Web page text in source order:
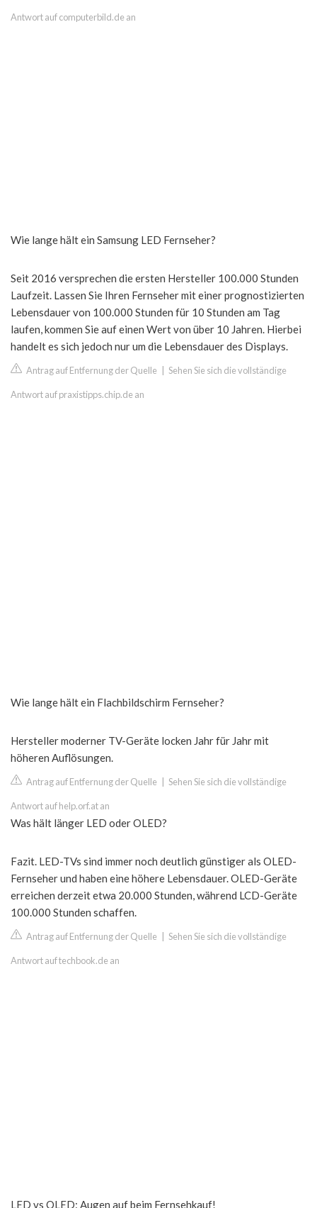
Antwort auf computerbild.de an
Wie lange hält ein Samsung LED Fernseher?
Seit 2016 versprechen die ersten Hersteller 100.000 Stunden
Laufzeit. Lassen Sie Ihren Fernseher mit einer prognostizierten
Lebensdauer von 100.000 Stunden für 10 Stunden am Tag
laufen, kommen Sie auf einen Wert von über 10 Jahren. Hierbei
handelt es sich jedoch nur um die Lebensdauer des Displays.
Antrag auf Entfernung der Quelle Sehen Sie sich die vollständige
Antwort auf praxistipps.chip.de an
Wie lange hält ein Flachbildschirm Fernseher?
Hersteller moderner TV-Geräte locken Jahr für Jahr mit
höheren Auflösungen.
Antrag auf Entfernung der Quelle Sehen Sie sich die vollständige
Antwort auf help.orf.at an
Was hält länger LED oder OLED?
Fazit. LED-TVs sind immer noch deutlich günstiger als OLED-
Fernseher und haben eine höhere Lebensdauer. OLED-Geräte
erreichen derzeit etwa 20.000 Stunden, während LCD-Geräte
100.000 Stunden schaffen.
Antrag auf Entfernung der Quelle Sehen Sie sich die vollständige
Antwort auf techbook.de an
LED vs OLED: Augen auf beim Fernsehkauf!